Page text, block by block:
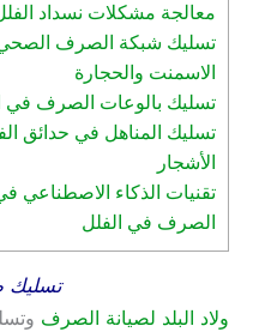
معالجة مشكلات نسداد
تسليك شبكة الصرف
الاسمنت والحجارة
تسليك بالوعات الصرف في
تسليك المناهل في حدائق
الأشجار
تقنيات الذكاء الاصطناعي
الصرف في الفلل
تسليك
ولاد البلد لصيانة الصرف